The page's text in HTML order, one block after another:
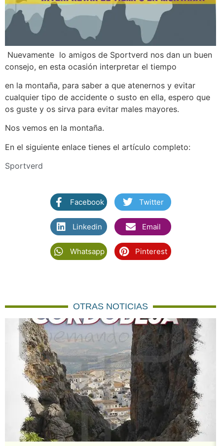
Nuevamente lo amigos de Sportverd nos dan un buen
consejo, en esta ocasión interpretar el tiempo
en la montaña, para saber a que atenernos y evitar
cualquier tipo de accidente o susto en ella, espero que
os guste y os sirva para evitar males mayores.
Nos vemos en la montaña.
En el siguiente enlace tienes el artículo completo:
Sportverd
Facebook Twitter
Linkedin Email
Whatsapp Pinterest
OTRAS NOTICIAS